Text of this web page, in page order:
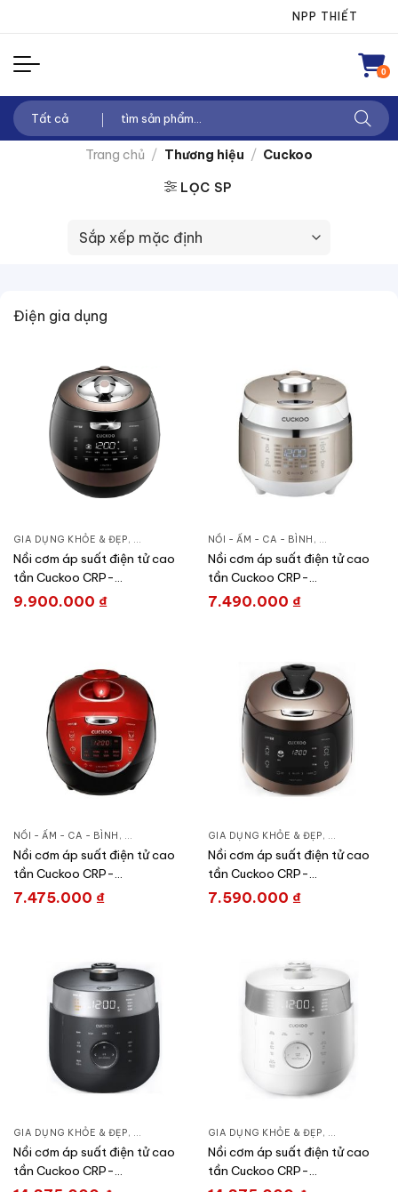
nội
dung
NPP THIẾT BỊ ĐIỆN
0
Tìm
kiếm:
Trang chủ / Thương hiệu / Cuckoo
LỌC SP
Điện gia dụng
GIA DỤNG KHỎE & ĐẸP, NỒI - ẤM - CA - BÌNH,NỒI CƠM ĐIỆN
Nồi cơm áp suất điện tử cao
tần Cuckoo CRP-
AHXB1008F/BKBRVNCV
9.900.000 ₫
NỒI - ẤM - CA - BÌNH , GIA DỤNG
Nồi cơm áp suất điện tử cao
tần Cuckoo CRP-
EHS0309F/WHGOVNCV
7.490.000 ₫
NỒI - ẤM - CA - BÌNH , GIA DỤNG KHỎE & ĐẸP, NỒI CƠM ĐIỆN
Nồi cơm áp suất điện tử cao
tần Cuckoo CRP-
HUS1000F/BKRDVN
7.475.000 ₫
GIA DỤNG KHỎE & ĐẸP, NỒI - ẤM -
Nồi cơm áp suất điện tử cao
tần Cuckoo CRP-
HWF1000F/BKBRVN
7.590.000 ₫
GIA DỤNG KHỎE & ĐẸP, NỒI - ẤM - CA - BÌNH, NỒI CƠM ĐIỆN
Nồi cơm áp suất điện tử cao
tần Cuckoo CRP-
GIA DỤNG KHỎE & ĐẸP, NỒI - ẤM -
Nồi cơm áp suất điện tử cao
tần Cuckoo CRP-